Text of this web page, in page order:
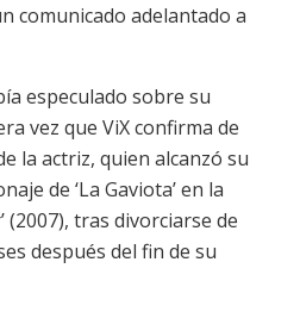
comunicado adelantado a
especulado sobre su
vez que ViX confirma de
la actriz, quien alcanzó su
de ‘La Gaviota’ en la
(2007), tras divorciarse de
después del fin de su